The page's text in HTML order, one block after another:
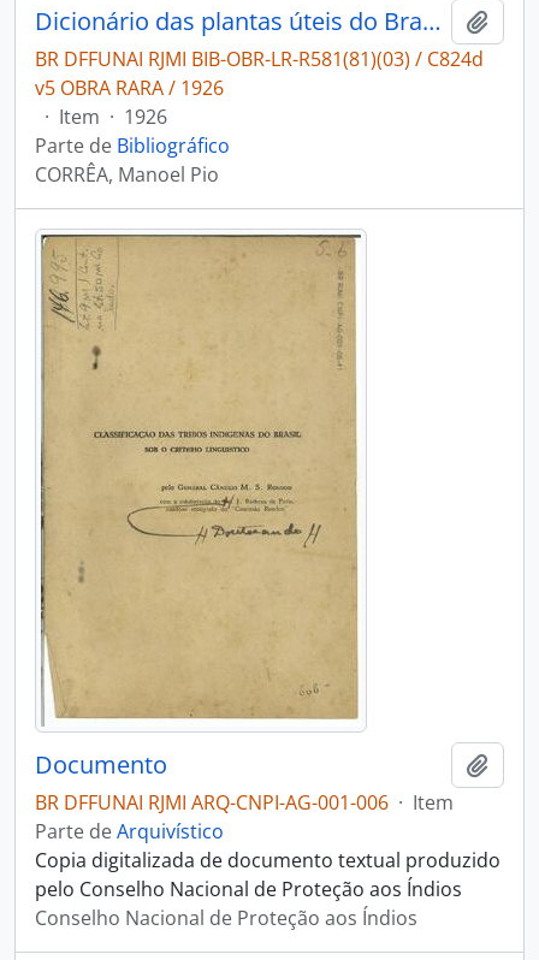
Dicionário das plantas úteis do Brasil e das exóticas cultivadas
BR DFFUNAI RJMI BIB-OBR-LR-R581(81)(03) / C824d
v5 OBRA RARA / 1926
· Item · 1926
Parte de Bibliográfico
CORRÊA, Manoel Pio
Documento
BR DFFUNAI RJMI ARQ-CNPI-AG-001-006 · Item
Parte deArquivístico
Copia digitalizada de documento textual produzido
pelo Conselho Nacional de Proteção aos Índios
Conselho Nacional de Proteção aos Índios